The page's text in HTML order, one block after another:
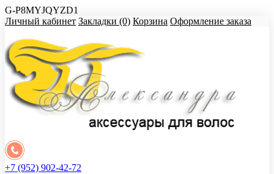
G-P8MYJQYZD1
Личный кабинет Закладки (0) Корзина Оформление заказа
+7 (952) 902-42-72